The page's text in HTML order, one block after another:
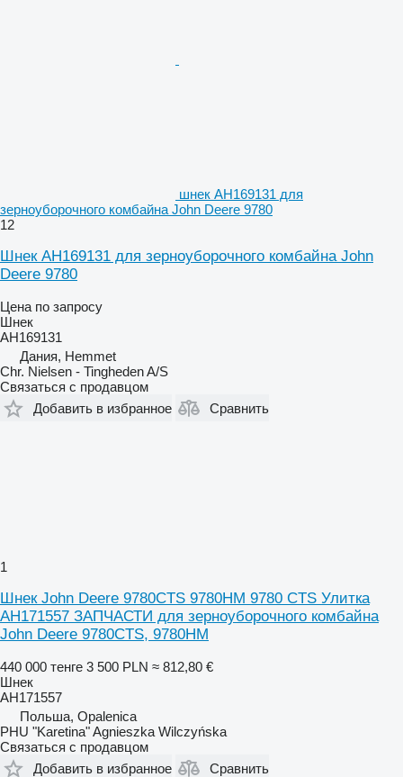
шнек AH169131 для
зерноуборочного комбайна John Deere 9780
12
Шнек AH169131 для зерноуборочного комбайна John
Deere 9780
Цена по запросу
Шнек
AH169131
Дания, Hemmet
Chr. Nielsen - Tingheden A/S
Связаться с продавцом
Добавить в избранное
Сравнить
1
Шнек John Deere 9780CTS 9780HM 9780 CTS Улитка
AH171557 ЗАПЧАСТИ для зерноуборочного комбайна
John Deere 9780CTS, 9780HM
440 000 тенге 3 500 PLN ≈ 812,80 €
Шнек
AH171557
Польша, Opalenica
PHU "Karetina" Agnieszka Wilczyńska
Связаться с продавцом
Добавить в избранное
Сравнить